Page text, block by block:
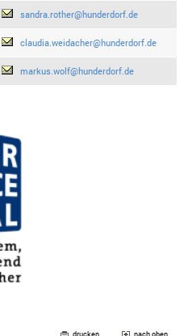
sandra.rother@hunderdorf.de
claudia.weidacher@hunderdorf.de
markus.wolf@hunderdorf.de